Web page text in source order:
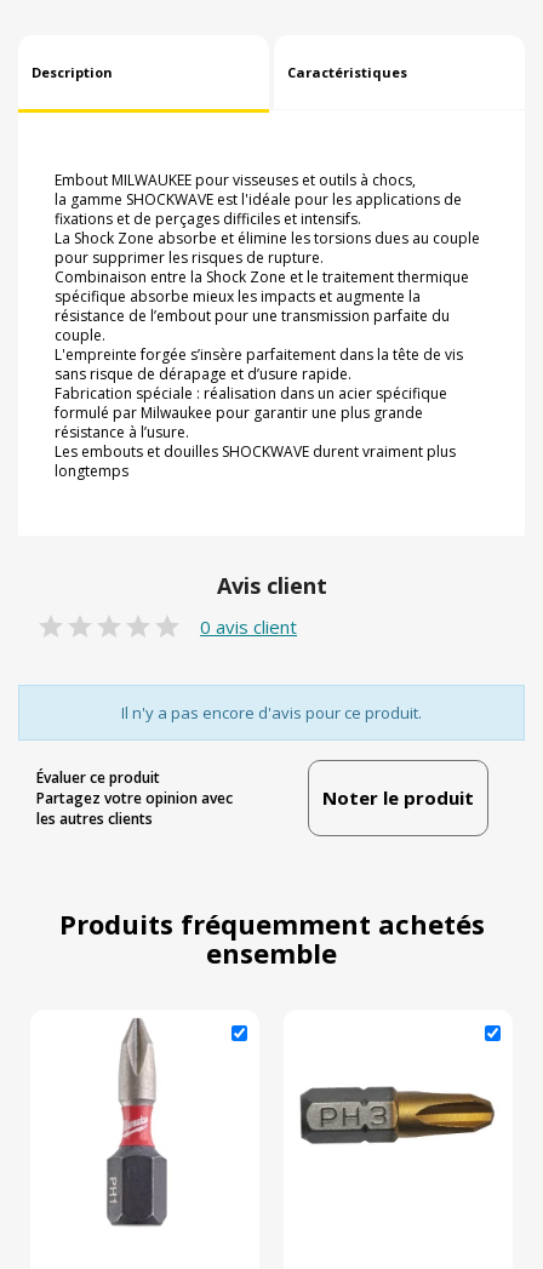
Description Caractéristiques
Embout MILWAUKEE pour visseuses et outils à chocs,
la gamme SHOCKWAVE est l'idéale pour les applications de
fixations et de perçages difficiles et intensifs.
La Shock Zone absorbe et élimine les torsions dues au couple
pour supprimer les risques de rupture.
Combinaison entre la Shock Zone et le traitement thermique
spécifique absorbe mieux les impacts et augmente la
résistance de l’embout pour une transmission parfaite du
couple.
L'empreinte forgée s’insère parfaitement dans la tête de vis
sans risque de dérapage et d’usure rapide.
Fabrication spéciale : réalisation dans un acier spécifique
formulé par Milwaukee pour garantir une plus grande
résistance à l’usure.
Les embouts et douilles SHOCKWAVE durent vraiment plus
longtemps
Avis client
0 avis client
Il n'y a pas encore d'avis pour ce produit.
Évaluer ce produit
Partagez votre opinion avec
les autres clients
Noter le produit
Produits fréquemment achetés
ensemble